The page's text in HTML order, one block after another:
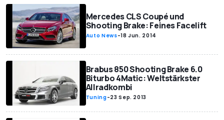
Mercedes CLS Coupé und
Shooting Brake: Feines Facelift
Auto News-18 Jun. 2014
Brabus 850 Shooting Brake 6.0
Biturbo 4Matic: Weltstärkster
Allradkombi
Tuning-23 Sep. 2013